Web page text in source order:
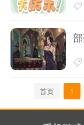
首页 1